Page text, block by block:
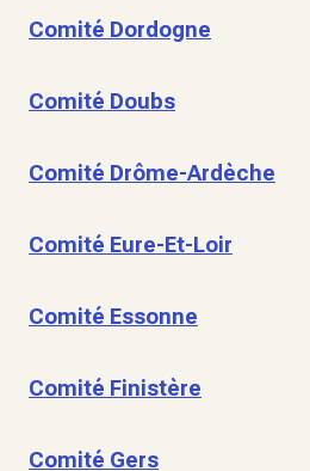
Comité Dordogne
Comité Doubs
Comité Drôme-Ardèche
Comité Eure-Et-Loir
Comité Essonne
Comité Finistère
Comité Gers